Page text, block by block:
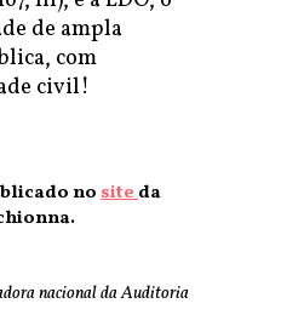
de ampla
com
civil!
nositeda
nacional da Auditoria